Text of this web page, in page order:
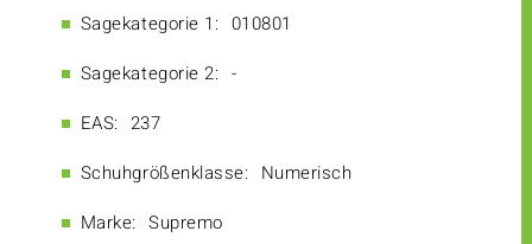
Sagekategorie 1: 010801
Sagekategorie 2: -
EAS: 237
Schuhgrößenklasse: Numerisch
Marke: Supremo